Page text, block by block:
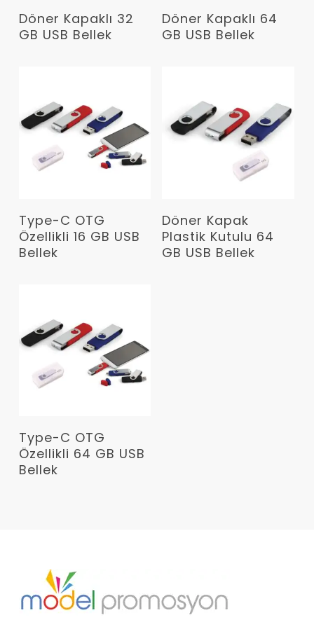
Devamını Oku
Döner Kapaklı 32
GB USB Bellek
Devamını Oku
Döner Kapaklı 64
GB USB Bellek
Devamını Oku
Type-C OTG
Özellikli 16 GB USB
Bellek
Devamını Oku
Döner Kapak
Plastik Kutulu 64
GB USB Bellek
Devamını Oku
Type-C OTG
Özellikli 64 GB USB
Bellek